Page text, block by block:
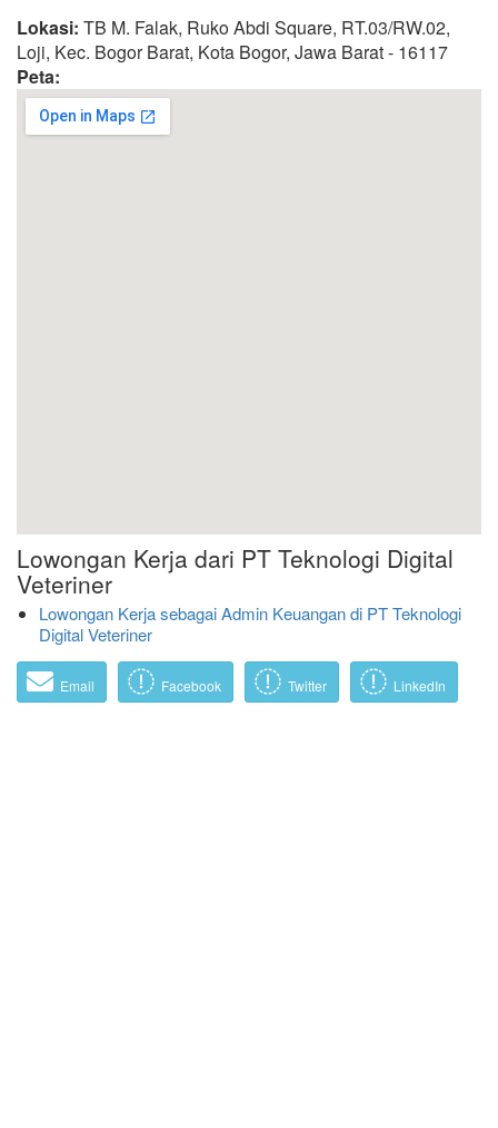
Lokasi: TB M. Falak, Ruko Abdi Square, RT.03/RW.02,
Loji, Kec. Bogor Barat, Kota Bogor, Jawa Barat - 16117
Peta:
Lowongan Kerja dari PT Teknologi Digital
Veteriner
Lowongan Kerja sebagai Admin Keuangan di PT Teknologi
Digital Veteriner
Email Facebook Twitter LinkedIn